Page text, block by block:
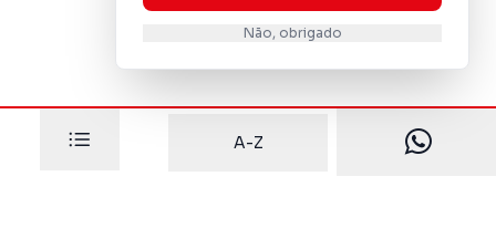
Não, obrigado
A-Z